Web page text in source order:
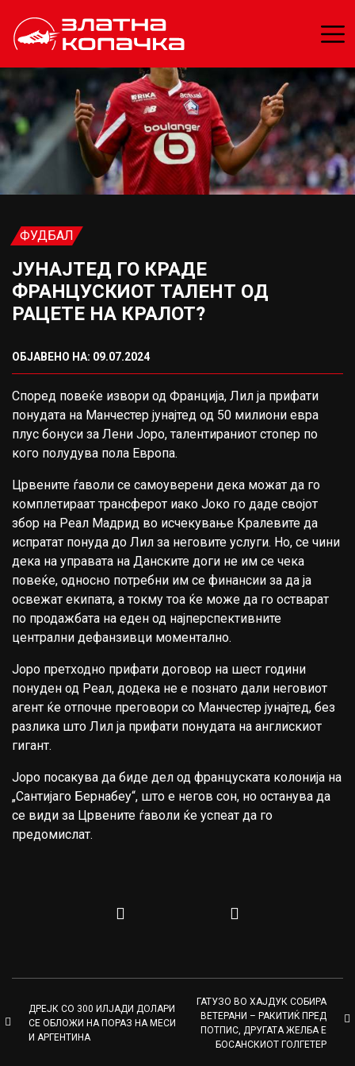
ФУДБАЛ
ЈУНАЈТЕД ГО КРАДЕ
ФРАНЦУСКИОТ ТАЛЕНТ ОД
РАЦЕТЕ НА КРАЛОТ?
ОБЈАВЕНО НА: 09.07.2024
Според повеќе извори од Франција, Лил ја прифати
понудата на Манчестер јунајтед од 50 милиони евра
плус бонуси за Лени Јоро, талентираниот стопер по
кого полудува пола Европа.
Црвените ѓаволи се самоуверени дека можат да го
комплетираат трансферот иако Јоко го даде својот
збор на Реал Мадрид во исчекување Кралевите да
испратат понуда до Лил за неговите услуги. Но, се чини
дека на управата на Данските доги не им се чека
повеќе, односно потребни им се финансии за да ја
освежат екипата, а токму тоа ќе може да го остварат
по продажбата на еден од најперспективните
централни дефанзивци моментално.
Јоро претходно прифати договор на шест години
понуден од Реал, додека не е познато дали неговиот
агент ќе отпочне преговори со Манчестер јунајтед, без
разлика што Лил ја прифати понудата на англискиот
гигант.
Јоро посакува да биде дел од француската колонија на
„Сантијаго Бернабеу“, што е негов сон, но останува да
се види за Црвените ѓаволи ќе успеат да го
предомислат.
ДРЕЈК СО 300 ИЛЈАДИ ДОЛАРИ
СЕ ОБЛОЖИ НА ПОРАЗ НА МЕСИ
И АРГЕНТИНА
ГАТУЗО ВО ХАЈДУК СОБИРА
ВЕТЕРАНИ – РАКИТИЌ ПРЕД
ПОТПИС, ДРУГАТА ЖЕЛБА Е
БОСАНСКИОТ ГОЛГЕТЕР